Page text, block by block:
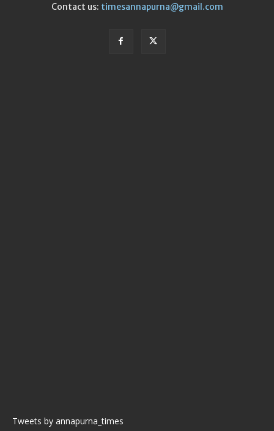
Contact us: timesannapurna@gmail.com
Tweets by annapurna_times